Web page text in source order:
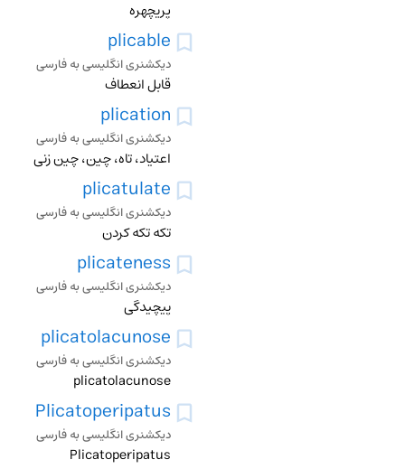
پریچهره
plicable
دیکشنری انگلیسی به فارسی
قابل انعطاف
plication
دیکشنری انگلیسی به فارسی
اعتیاد، تاه، چین، چین زنی
plicatulate
دیکشنری انگلیسی به فارسی
تکه تکه کردن
plicateness
دیکشنری انگلیسی به فارسی
پیچیدگی
plicatolacunose
دیکشنری انگلیسی به فارسی
plicatolacunose
Plicatoperipatus
دیکشنری انگلیسی به فارسی
Plicatoperipatus